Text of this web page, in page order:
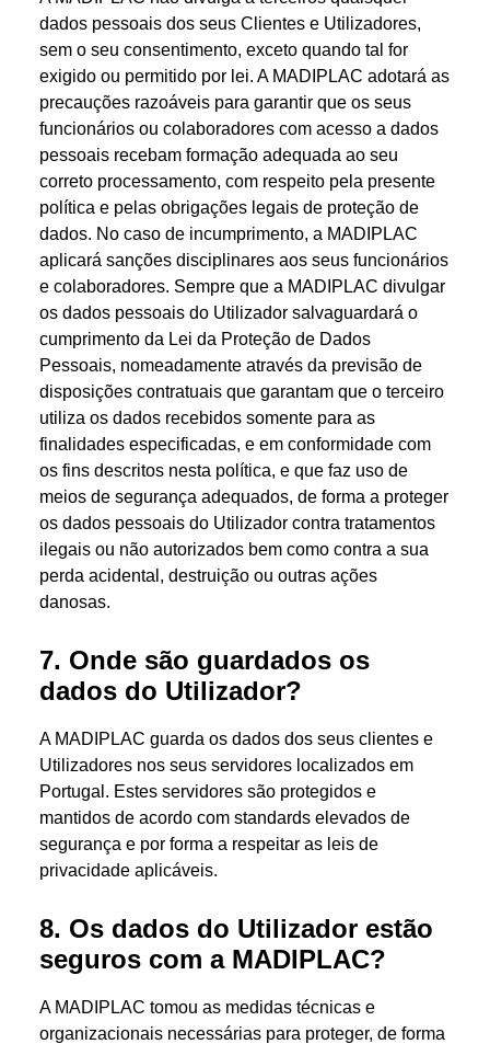
dados pessoais dos seus Clientes e Utilizadores,
sem o seu consentimento, exceto quando tal for
exigido ou permitido por lei. A MADIPLAC adotará as
precauções razoáveis para garantir que os seus
funcionários ou colaboradores com acesso a dados
pessoais recebam formação adequada ao seu
correto processamento, com respeito pela presente
política e pelas obrigações legais de proteção de
dados. No caso de incumprimento, a MADIPLAC
aplicará sanções disciplinares aos seus funcionários
e colaboradores. Sempre que a MADIPLAC divulgar
os dados pessoais do Utilizador salvaguardará o
cumprimento da Lei da Proteção de Dados
Pessoais, nomeadamente através da previsão de
disposições contratuais que garantam que o terceiro
utiliza os dados recebidos somente para as
finalidades especificadas, e em conformidade com
os fins descritos nesta política, e que faz uso de
meios de segurança adequados, de forma a proteger
os dados pessoais do Utilizador contra tratamentos
ilegais ou não autorizados bem como contra a sua
perda acidental, destruição ou outras ações
danosas.
7. Onde são guardados os
dados do Utilizador?
A MADIPLAC guarda os dados dos seus clientes e
Utilizadores nos seus servidores localizados em
Portugal. Estes servidores são protegidos e
mantidos de acordo com standards elevados de
segurança e por forma a respeitar as leis de
privacidade aplicáveis.
8. Os dados do Utilizador estão
seguros com a MADIPLAC?
A MADIPLAC tomou as medidas técnicas e
organizacionais necessárias para proteger, de forma